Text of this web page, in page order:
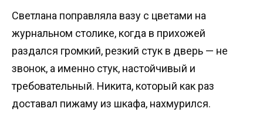
Светлана поправляла вазу с цветами на
журнальном столике, когда в прихожей
раздался громкий, резкий стук в дверь — не
звонок, а именно стук, настойчивый и
требовательный. Никита, который как раз
доставал пижаму из шкафа, нахмурился.